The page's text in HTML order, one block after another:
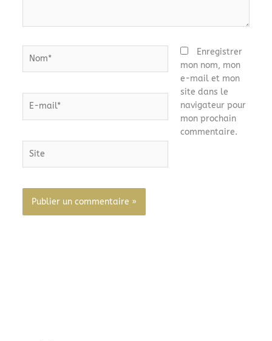
mail*
Enregistrer
mon nom, mon
e-mail et mon
site dans le
navigateur pour
mon prochain
commentaire.